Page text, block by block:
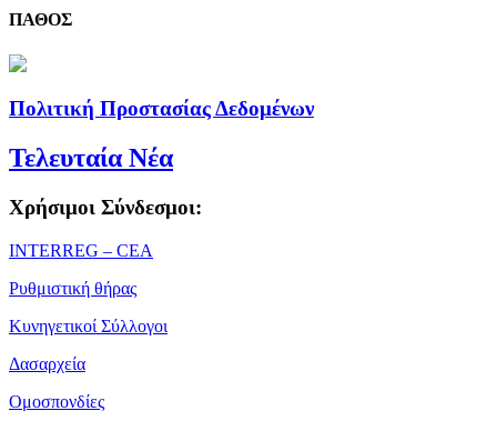
ΠΑΘΟΣ
Πολιτική Προστασίας Δεδομένων
Τελευταία Νέα
Χρήσιμοι Σύνδεσμοι:
ΙΝΤΕRREG – CEA
Ρυθμιστική θήρας
Κυνηγετικοί Σύλλογοι
Δασαρχεία
Ομοσπονδίες